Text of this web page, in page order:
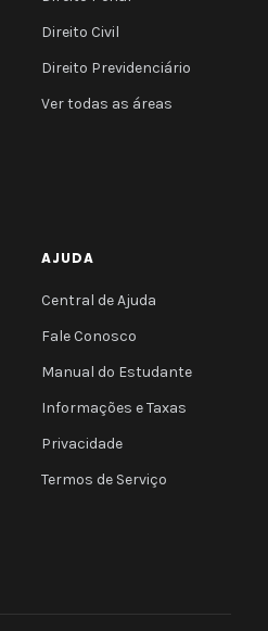
Direito Civil
Direito Previdenciário
Ver todas as áreas
AJUDA
Central de Ajuda
Fale Conosco
Manual do Estudante
Informações e Taxas
Privacidade
Termos de Serviço